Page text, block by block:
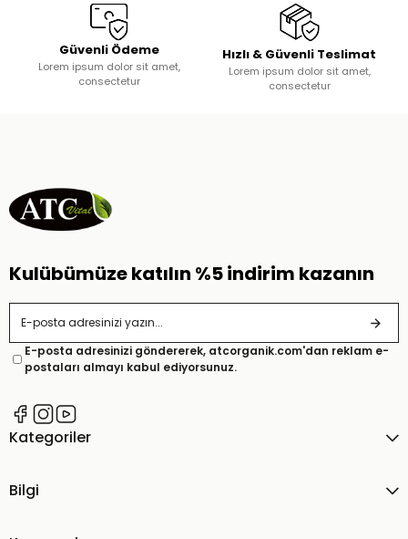
Güvenli Ödeme
Lorem ipsum dolor sit amet,
consectetur
Hızlı & Güvenli Teslimat
Lorem ipsum dolor sit amet,
consectetur
Kulübümüze katılın %5 indirim kazanın
E-posta adresinizi göndererek, atcorganik.com'dan reklam e-
postaları almayı kabul ediyorsunuz.
Kategoriler
Bilgi